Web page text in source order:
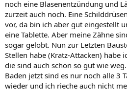
noch eine Blasenentzündung und
zurzeit auch noch. Eine
vor, da bin ich aber gut eingestellt
eine Tablette. Aber meine Zähne
sogar gelobt. Nun zur Letzten
Stellen habe (Kratz-Attacken) habe
die sind auch schon so gut wie
Baden jetzt sind es nur noch alle 3
wieder und ich rieche auch nicht